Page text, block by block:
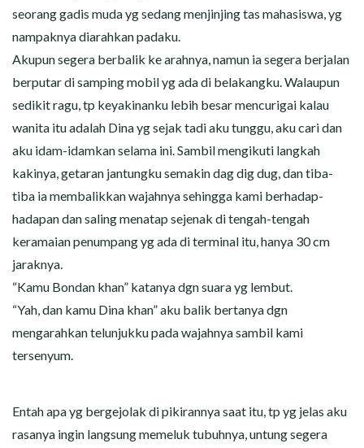
seorang gadis muda yg sedang menjinjing tas mahasiswa, yg
nampaknya diarahkan padaku.
Akupun segera berbalik ke arahnya, namun ia segera berjalan
berputar di samping mobil yg ada di belakangku. Walaupun
sedikit ragu, tp keyakinanku lebih besar mencurigai kalau
wanita itu adalah Dina yg sejak tadi aku tunggu, aku cari dan
aku idam-idamkan selama ini. Sambil mengikuti langkah
kakinya, getaran jantungku semakin dag dig dug, dan tiba-
tiba ia membalikkan wajahnya sehingga kami berhadap-
hadapan dan saling menatap sejenak di tengah-tengah
keramaian penumpang yg ada di terminal itu, hanya 30 cm
jaraknya.
“Kamu Bondan khan” katanya dgn suara yg lembut.
“Yah, dan kamu Dina khan” aku balik bertanya dgn
mengarahkan telunjukku pada wajahnya sambil kami
tersenyum.
Entah apa yg bergejolak di pikirannya saat itu, tp yg jelas aku
rasanya ingin langsung memeluk tubuhnya, untung segera